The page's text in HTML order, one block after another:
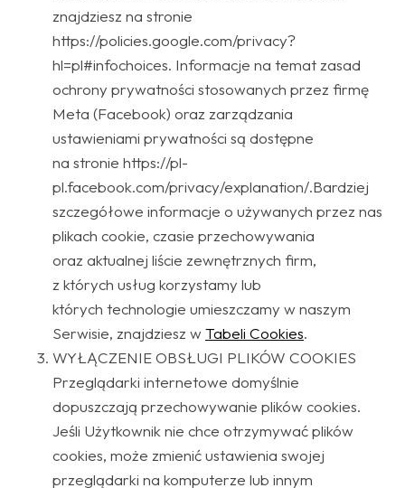
znajdziesz na stronie
https://policies.google.com/privacy?
hl=pl#infochoices. Informacje na temat zasad
ochrony prywatności stosowanych przez firmę
Meta (Facebook) oraz zarządzania
ustawieniami prywatności są dostępne
na stronie https://pl-
pl.facebook.com/privacy/explanation/.Bardziej
szczegółowe informacje o używanych przez nas
plikach cookie, czasie przechowywania
oraz aktualnej liście zewnętrznych firm,
z których usług korzystamy lub
których technologie umieszczamy w naszym
Serwisie, znajdziesz wTabeli Cookies.
WYŁĄCZENIE OBSŁUGI PLIKÓW COOKIES
Przeglądarki internetowe domyślnie
dopuszczają przechowywanie plików cookies.
Jeśli Użytkownik nie chce otrzymywać plików
cookies, może zmienić ustawienia swojej
przeglądarki na komputerze lub innym